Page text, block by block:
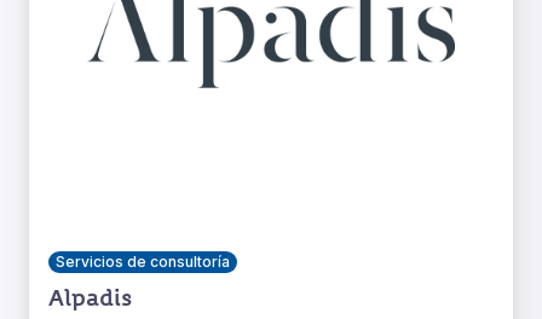
Servicios de consultoría
Alpadis